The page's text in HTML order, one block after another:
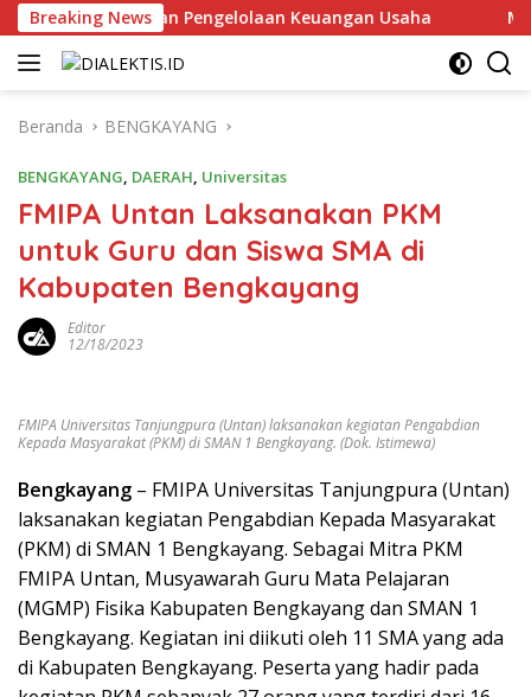
Langsung
ke
konten
Breaking News
Bisnis dan Pengelolaan Keuangan Usaha
Beranda BENGKAYANG
BENGKAYANG, DAERAH, Universitas
FMIPA Untan Laksanakan PKM
untuk Guru dan Siswa SMA di
Kabupaten Bengkayang
Editor
12/18/2023
FMIPA Universitas Tanjungpura (Untan) laksanakan kegiatan Pengabdian
Kepada Masyarakat (PKM) di SMAN 1 Bengkayang. (Dok. Istimewa)
Bengkayang – FMIPA Universitas Tanjungpura (Untan)
laksanakan kegiatan Pengabdian Kepada Masyarakat
(PKM) di SMAN 1 Bengkayang. Sebagai Mitra PKM
FMIPA Untan, Musyawarah Guru Mata Pelajaran
(MGMP) Fisika Kabupaten Bengkayang dan SMAN 1
Bengkayang. Kegiatan ini diikuti oleh 11 SMA yang ada
di Kabupaten Bengkayang. Peserta yang hadir pada